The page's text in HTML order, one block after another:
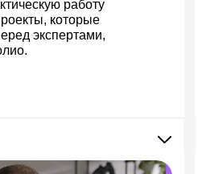
работу
которые
экспертами,